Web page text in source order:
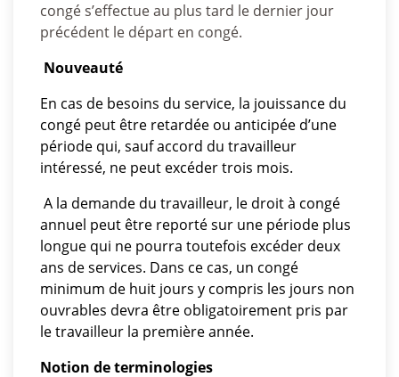
congé s’effectue au plus tard le dernier jour
précédent le départ en congé.
Nouveauté
En cas de besoins du service, la jouissance du
congé peut être retardée ou anticipée d’une
période qui, sauf accord du travailleur
intéressé, ne peut excéder trois mois.
A la demande du travailleur, le droit à congé
annuel peut être reporté sur une période plus
longue qui ne pourra toutefois excéder deux
ans de services. Dans ce cas, un congé
minimum de huit jours y compris les jours non
ouvrables devra être obligatoirement pris par
le travailleur la première année.
Notion de terminologies